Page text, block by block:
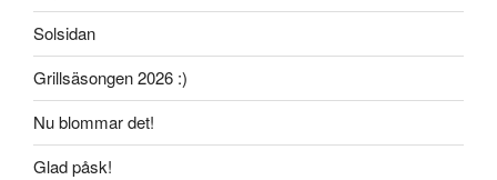
Solsidan
Grillsäsongen 2026 :)
Nu blommar det!
Glad påsk!